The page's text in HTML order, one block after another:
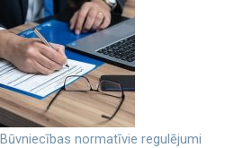
Būvniecības normatīvie regulējumi